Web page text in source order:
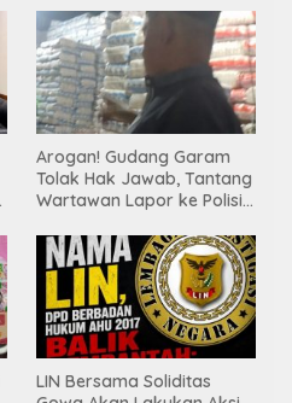
Gunakan Material
Tambang Ilegal
Arogan! Gudang Garam
Tolak Hak Jawab, Tantang
Wartawan Lapor ke Polisi
LIN Bersama Soliditas